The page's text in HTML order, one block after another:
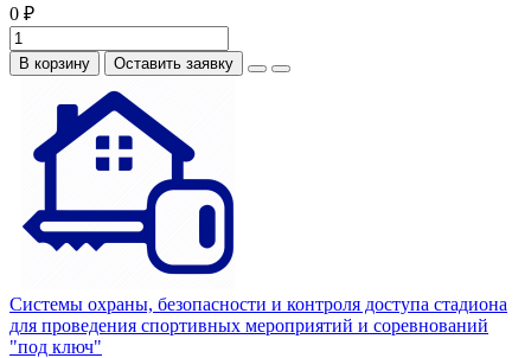
0 ₽
В корзину Оставить заявку
Системы охраны, безопасности и контроля доступа стадиона
для проведения спортивных мероприятий и соревнований
"под ключ"